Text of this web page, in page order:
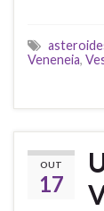
Veneneia,
OUT
17